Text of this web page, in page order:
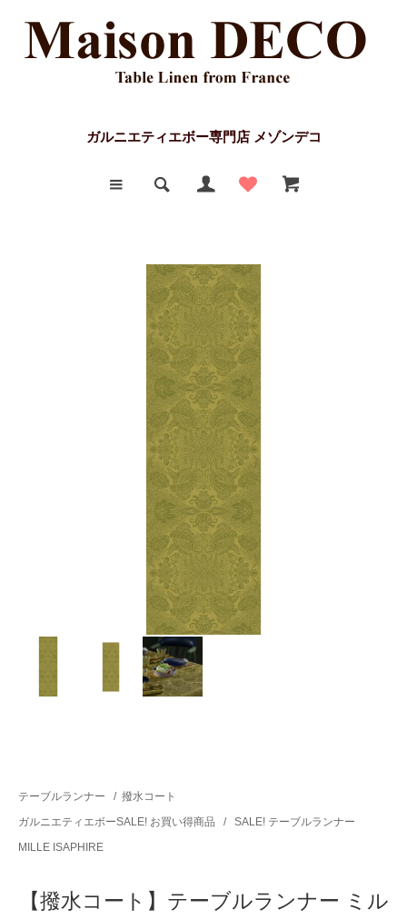
ガルニエティエボー専門店 メゾンデコ
テーブルランナー / 撥水コート
ガルニエティエボーSALE! お買い得商品
/ SALE! テーブルランナー
MILLE ISAPHIRE
【撥水コート】テーブルランナー ミル